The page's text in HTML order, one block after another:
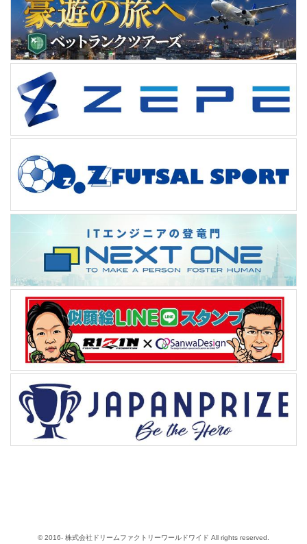
© 2016- 株式会社ドリームファクトリーワールドワイド All rights reserved.